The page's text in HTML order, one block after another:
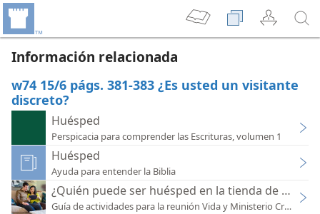
Información relacionada
w74 15/6 págs. 381-383 ¿Es usted un visitante
discreto?
Huésped
Perspicacia para comprender las Escrituras, volumen 1
Huésped
Ayuda para entender la Biblia
¿Quién puede ser huésped en la tienda de
Guía de actividades para la reunión Vida y Ministerio Cristianos